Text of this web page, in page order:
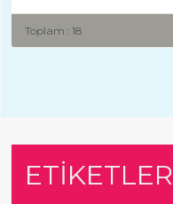
Toplam : 18
ETİKETLER